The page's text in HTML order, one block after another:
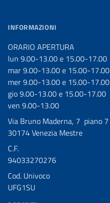
INFORMAZIONI
ORARIO APERTURA
lun 9.00-13.00 e 15.00-17.00
mar 9.00-13.00 e 15.00-17.00
mer 9.00-13.00 e 15.00-17.00
gio 9.00-13.00 e 15.00-17.00
ven 9.00-13.00
Via Bruno Maderna, 7 piano 7
30174 Venezia Mestre
C.F.
94033270276
Cod. Univoco
UFG1SU